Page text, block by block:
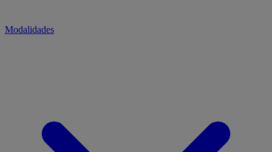
Modalidades